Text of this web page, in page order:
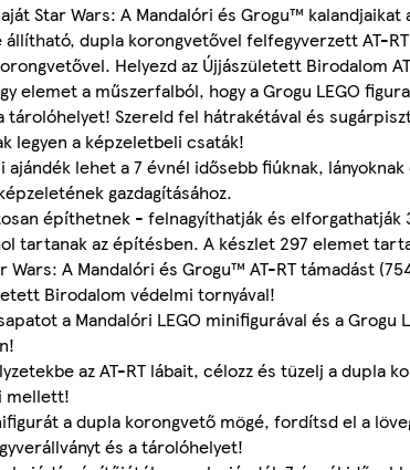
Star Wars: A Mandalóri és Grogu™
dupla korongvetővel felfegyverzett AT-
Helyezd az Újjászületett Birodalom
elemet a műszerfalból, hogy a Grogu LEGO
Szereld fel hátrakétával és
legyen a képzeletbeli csaták!
lehet a 7 évnél idősebb fiúknak,
gazdagításához.
építhetnek - felnagyíthatják és
tartanak az építésben. A készlet 297 elemet
A Mandalóri és Grogu™ AT-RT támadást
Birodalom védelmi tornyával!
a Mandalóri LEGO minifigurával és a Grogu
az AT-RT lábait, célozz és tüzelj a dupla
mellett!
a dupla korongvető mögé, fordítsd el a
és a tárolóhelyet!